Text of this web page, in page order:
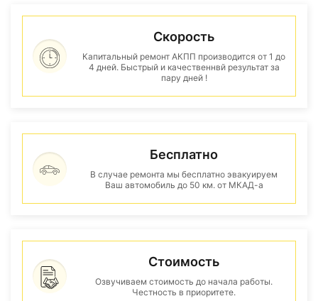
Скорость
Капитальный ремонт АКПП производится от 1 до
4 дней. Быстрый и качественнвй результат за
пару дней !
Бесплатно
В случае ремонта мы бесплатно эвакуируем
Ваш автомобиль до 50 км. от МКАД-а
Стоимость
Озвучиваем стоимость до начала работы.
Честность в приоритете.